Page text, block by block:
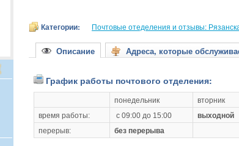
Категории: Почтовые отеделения и отзывы:
Описание Адреса, которые
График работы почтового отделения:
понедельник вторник
время работы:
с 09:00 до 15:00 выходной
перерыв:
без перерыва